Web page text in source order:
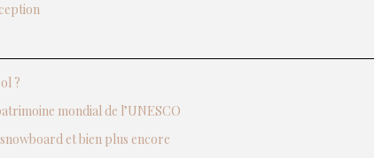
?
mondial de l’UNESCO
et bien plus encore